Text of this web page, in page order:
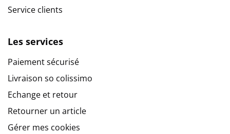
Service clients
Les services
Paiement sécurisé
Livraison so colissimo
Echange et retour
Retourner un article
Gérer mes cookies